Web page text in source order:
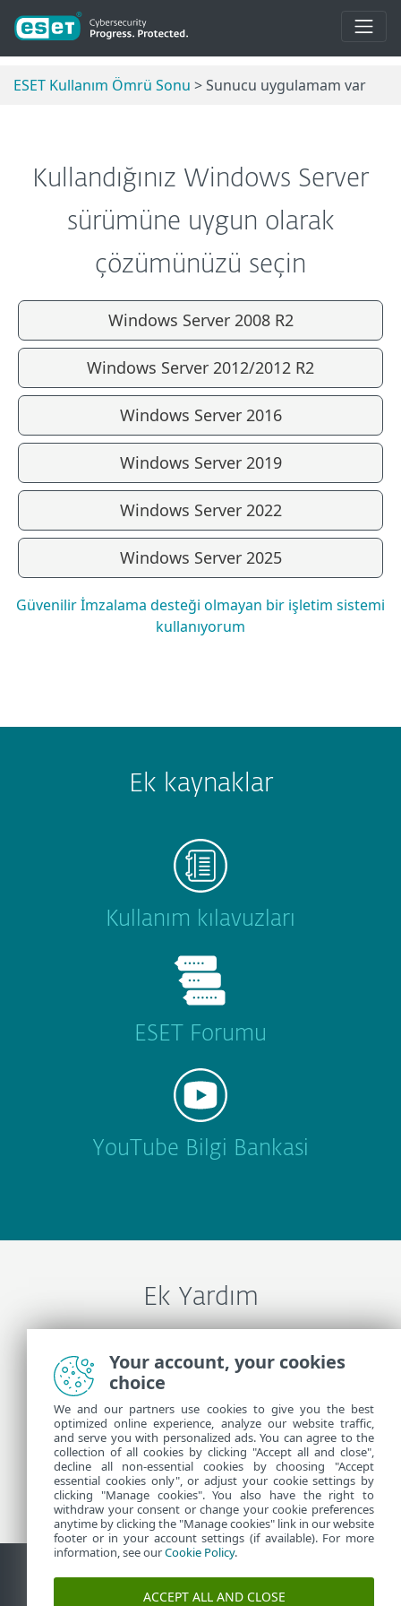
ESET Kullanım Ömrü Sonu > Sunucu uygulamam var
Kullandığınız Windows Server
sürümüne uygun olarak
çözümünüzü seçin
Windows Server 2008 R2
Windows Server 2012/2012 R2
Windows Server 2016
Windows Server 2019
Windows Server 2022
Windows Server 2025
Güvenilir İmzalama desteği olmayan bir işletim sistemi
kullanıyorum
Ek kaynaklar
Kullanım kılavuzları
ESET Forumu
YouTube Bilgi Bankasi
Ek Yardım
Daha Fazla Bilgi
Destek Haberleri
Müşteriler İçin Tavsiyeleri
Your account, your cookies
choice
We and our partners use cookies to give you the best
optimized online experience, analyze our website traffic,
and serve you with personalized ads. You can agree to the
collection of all cookies by clicking "Accept all and close",
decline all non-essential cookies by choosing "Accept
essential cookies only", or adjust your cookie settings by
clicking "Manage cookies". You also have the right to
withdraw your consent or change your cookie preferences
anytime by clicking the "Manage cookies" link in our website
footer or in your account settings (if available). For more
information, see ourCookie Policy.
ACCEPT ALL AND CLOSE